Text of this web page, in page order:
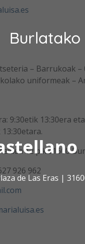
de Las Eras |
– Barrukoak
uniformeak –
9:30etik 13:30era
12 p.k.31600
926 962